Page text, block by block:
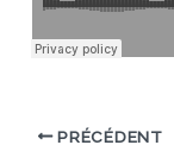
PRÉCÉDENT